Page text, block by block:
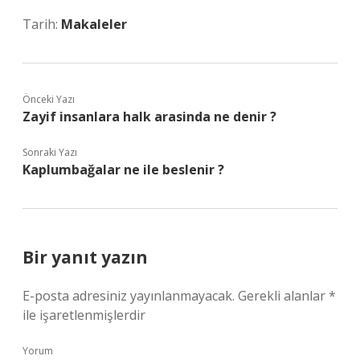
Tarih: Makaleler
Önceki Yazı
Zayif insanlara halk arasinda ne denir ?
Sonraki Yazı
Kaplumbağalar ne ile beslenir ?
Bir yanıt yazın
E-posta adresiniz yayınlanmayacak. Gerekli alanlar*
ile işaretlenmişlerdir
Yorum